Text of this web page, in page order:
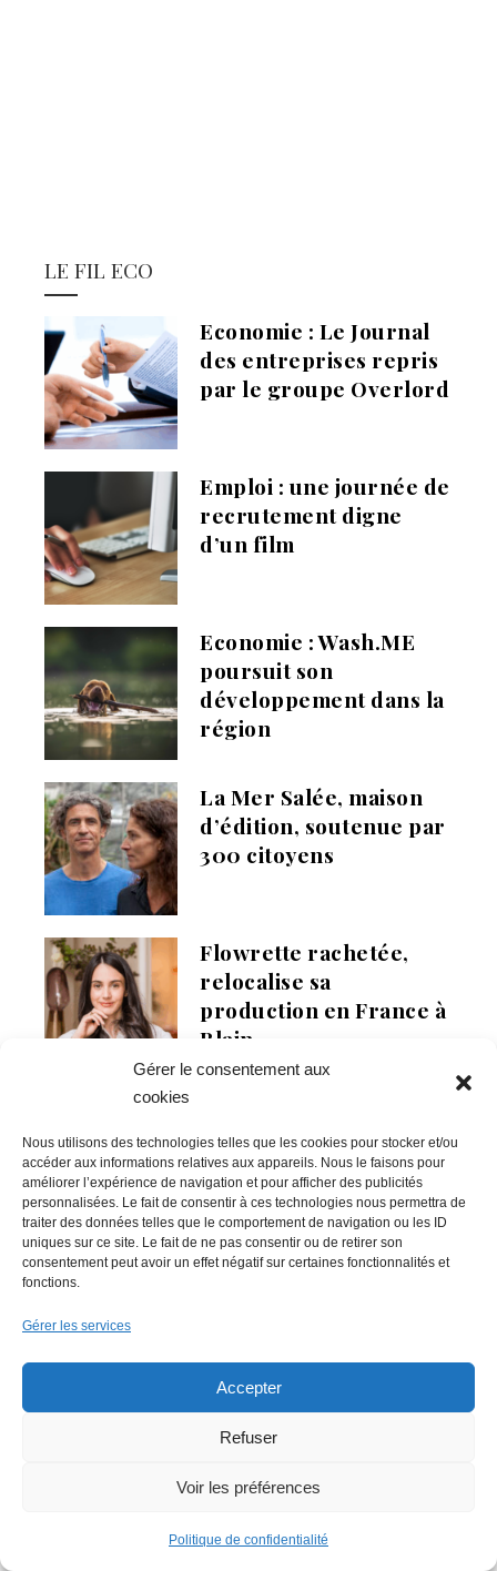
Gérer le consentement aux
cookies
Nous utilisons des technologies telles que les cookies pour stocker et/ou
accéder aux informations relatives aux appareils. Nous le faisons pour
améliorer l’expérience de navigation et pour afficher des publicités
personnalisées. Le fait de consentir à ces technologies nous permettra de
traiter des données telles que le comportement de navigation ou les ID
uniques sur ce site. Le fait de ne pas consentir ou de retirer son
consentement peut avoir un effet négatif sur certaines fonctionnalités et
fonctions.
Gérer les services
Accepter
Refuser
Voir les préférences
Politique de confidentialité
LE FIL ECO
Economie : Le Journal
des entreprises repris
par le groupe Overlord
Emploi : une journée de
recrutement digne
d’un film
Economie : Wash.ME
poursuit son
développement dans la
région
La Mer Salée, maison
d’édition, soutenue par
300 citoyens
Flowrette rachetée,
relocalise sa
production en France à
Blain
Lire + d'infos éco